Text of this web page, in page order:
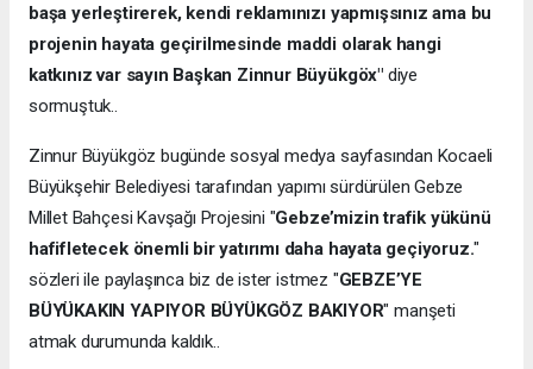
başa yerleştirerek, kendi reklamınızı yapmışsınız ama bu
projenin hayata geçirilmesinde maddi olarak hangi
katkınız var sayın Başkan Zinnur Büyükgöx" diye
sormuştuk..
Zinnur Büyükgöz bugünde sosyal medya sayfasından Kocaeli
Büyükşehir Belediyesi tarafından yapımı sürdürülen Gebze
Millet Bahçesi Kavşağı Projesini "Gebze’mizin trafik yükünü
hafifletecek önemli bir yatırımı daha hayata geçiyoruz."
sözleri ile paylaşınca biz de ister istmez "GEBZE’YE
BÜYÜKAKIN YAPIYOR BÜYÜKGÖZ BAKIYOR" manşeti
atmak durumunda kaldık..